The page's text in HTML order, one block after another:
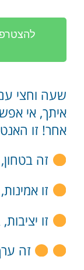
שעה וחצי
איתך, אי
אחר! זו
זה
זו
זו
זה